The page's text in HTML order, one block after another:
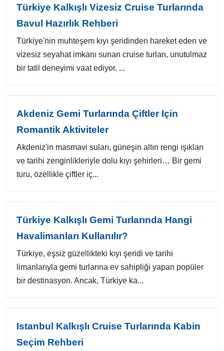
Türkiye Kalkışlı Vizesiz Cruise Turlarında
Bavul Hazırlık Rehberi
Türkiye'nin muhteşem kıyı şeridinden hareket eden ve
vizesiz seyahat imkanı sunan cruise turları, unutulmaz
bir tatil deneyimi vaat ediyor. ...
Akdeniz Gemi Turlarında Çiftler Için
Romantik Aktiviteler
Akdeniz'in masmavi suları, güneşin altın rengi ışıkları
ve tarihi zenginlikleriyle dolu kıyı şehirleri… Bir gemi
turu, özellikle çiftler iç...
Türkiye Kalkışlı Gemi Turlarında Hangi
Havalimanları Kullanılır?
Türkiye, eşsiz güzellikteki kıyı şeridi ve tarihi
limanlarıyla gemi turlarına ev sahipliği yapan popüler
bir destinasyon. Ancak, Türkiye ka...
Istanbul Kalkışlı Cruise Turlarında Kabin
Seçim Rehberi